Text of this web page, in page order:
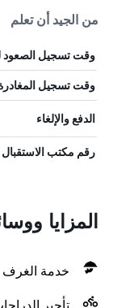
من الجيد أن تعلم
وقت تسجيل الصعود
وقت تسجيل
الدفع والإلغاء
رقم مكتب الاستقبال
المزايا
خدمة الغرف